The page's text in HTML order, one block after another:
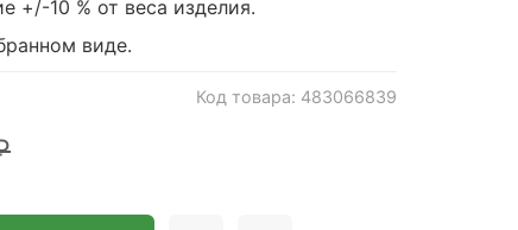
Код товара: 483066839
+/-10 % от веса изделия.
виде.